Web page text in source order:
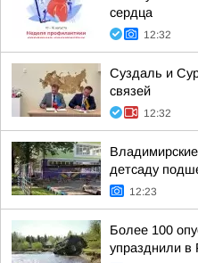
сердца
12:32
Суздаль и
связей
12:32
детсаду
12:23
Более 100
упразднили в